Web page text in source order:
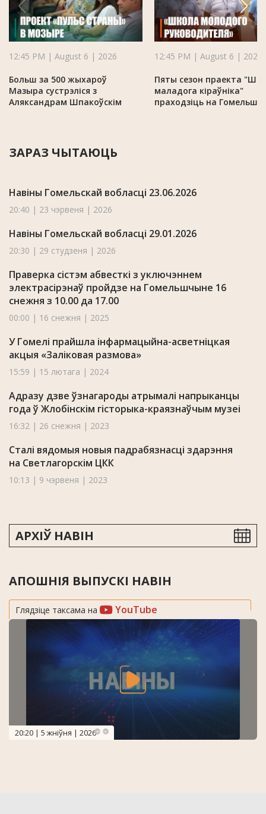
12:45 PM | August 6 | 2026
Больш за 500 жыхароў
Мазыра сустрэліся з
Аляксандрам Шпакоўскім
12:45 PM | August 6 | 2026
Пяты сезон праекта
маладога кіраўніка"
праходзіць на
ЗАРАЗ ЧЫТАЮЦЬ
Навіны Гомельскай вобласці 23.06.2026
20:40 | 23 чэрвеня | 2026
Навіны Гомельскай вобласці 29.01.2026
20:30 | 29 студзеня | 2026
Праверка сістэм абвесткі з уключэннем
электрасірэнаў пройдзе на Гомельшчыне 16
снежня з 10.00 да 17.00
00:00 | 16 снежня | 2025
У Гомелі прайшла інфармацыйна-асветніцкая
акцыя «Заліковая размова»
15:59 | 15 лютага | 2024
Адразу дзве ўзнагароды атрымалі напрыканцы
года ў Жлобінскім гісторыка-краязнаўчым музеі
16:32 | 26 снежня | 2023
Сталі вядомыя новыя падрабязнасці здарэння
на Светлагорскім ЦКК
10:13 | 9 чэрвеня | 2023
АРХІЎ НАВІН
АПОШНІЯ ВЫПУСКІ НАВІН
Глядзіце таксама на YouTube
20:20 | 5 жніўня | 2026